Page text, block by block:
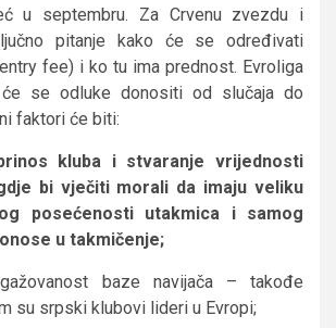
u septembru. Za Crvenu zvezdu i
pitanje kako će se određivati
fee) i ko tu ima prednost. Evroliga
se odluke donositi od slučaja do
faktori će biti:
kluba i stvaranje vrijednosti
bi vječiti morali da imaju veliku
posećenosti utakmica i samog
u takmičenje;
baze navijača – takođe
su srpski klubovi lideri u Evropi;